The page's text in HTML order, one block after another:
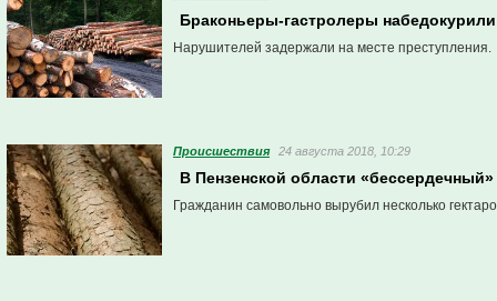
Браконьеры-гастролеры
Нарушителей задержали на месте преступления.
Проиcшествия 24 августа 2018, 10:29
В Пензенской области
Гражданин самовольно вырубил несколько